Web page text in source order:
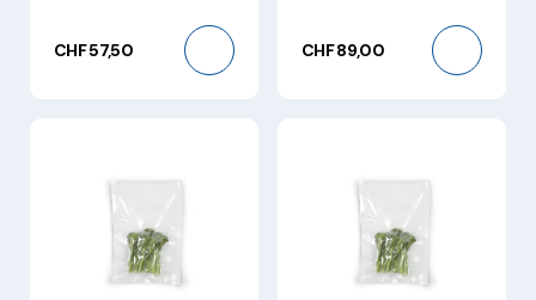
CHF 57,50 CHF 89,00